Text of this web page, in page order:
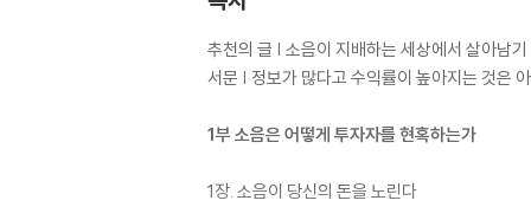
추천의 글 | 소음이 지배하는 세상에서 살아남기
서문 | 정보가 많다고 수익률이 높아지는 것은
1부 소음은 어떻게 투자자를 현혹하는가
1장. 소음이 당신의 돈을 노린다